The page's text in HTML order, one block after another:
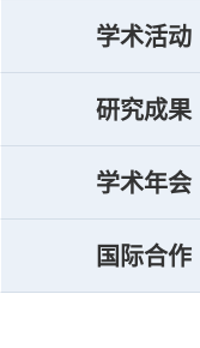
学术活动
研究成果
学术年会
国际合作